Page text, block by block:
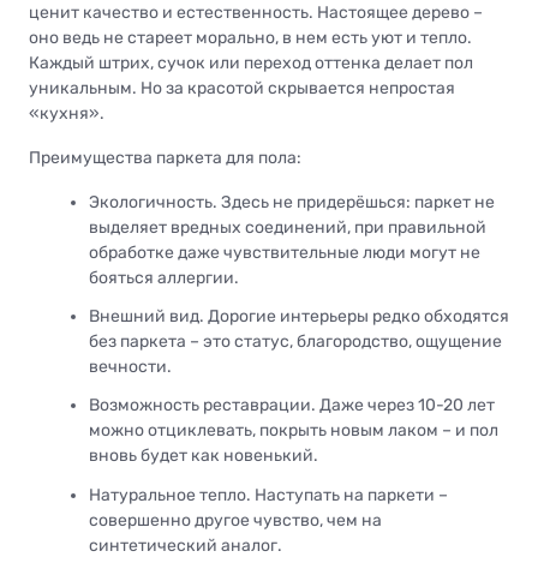
ценит качество и естественность. Настоящее дерево –
оно ведь не стареет морально, в нем есть уют и тепло.
Каждый штрих, сучок или переход оттенка делает пол
уникальным. Но за красотой скрывается непростая
«кухня».
Преимущества паркета для пола:
Экологичность. Здесь не придерёшься: паркет не
выделяет вредных соединений, при правильной
обработке даже чувствительные люди могут не
бояться аллергии.
Внешний вид. Дорогие интерьеры редко обходятся
без паркета – это статус, благородство, ощущение
вечности.
Возможность реставрации. Даже через 10-20 лет
можно отциклевать, покрыть новым лаком – и пол
вновь будет как новенький.
Натуральное тепло. Наступать на паркети –
совершенно другое чувство, чем на
синтетический аналог.